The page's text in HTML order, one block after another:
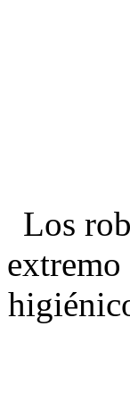
Los
extremo